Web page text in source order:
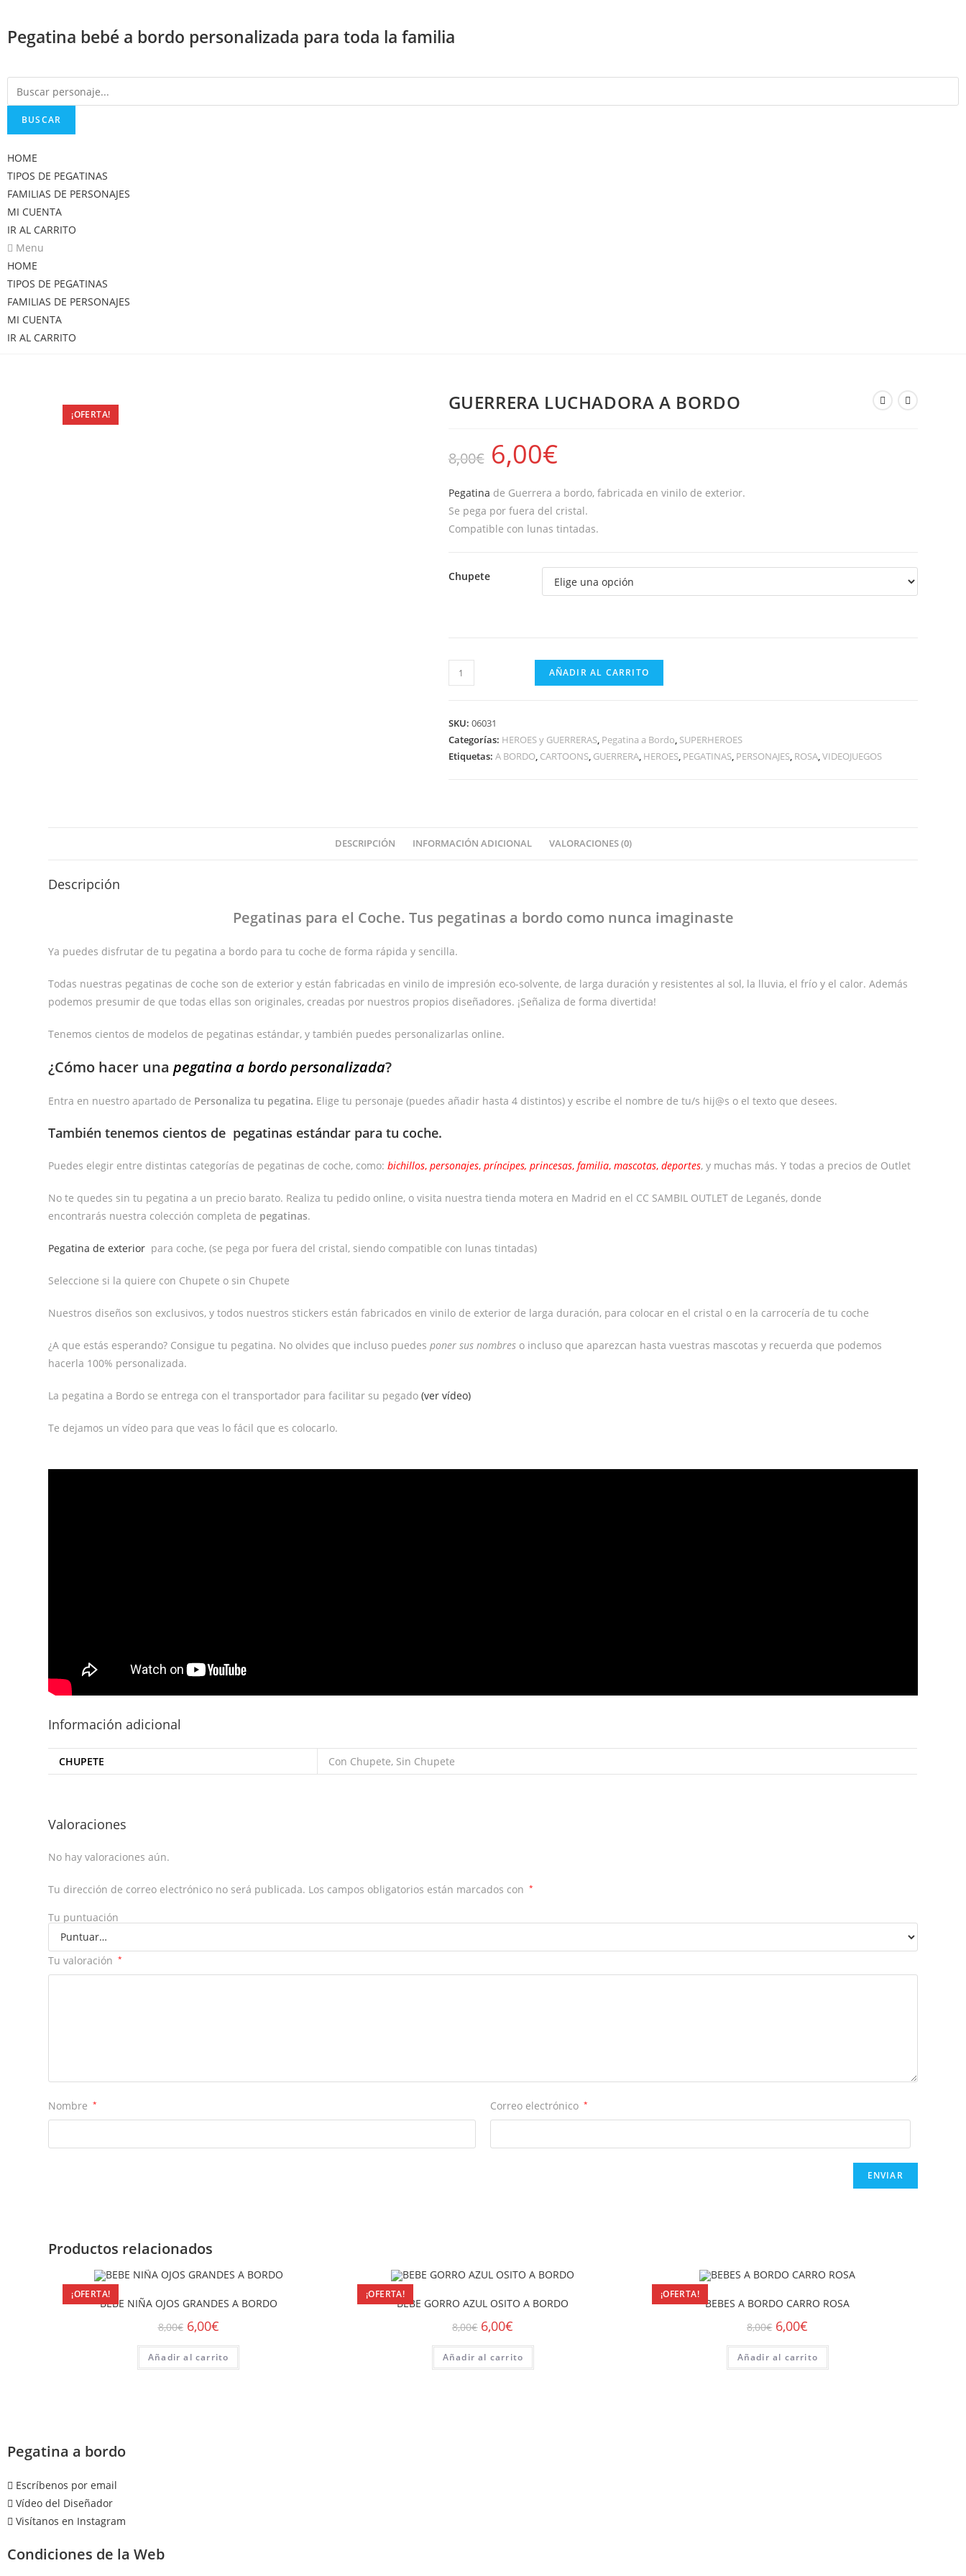
contenido
Pegatina bebé a bordo personalizada para toda la familia
BUSCAR
HOME
TIPOS DE PEGATINAS
FAMILIAS DE PERSONAJES
MI CUENTA
IR AL CARRITO
Menu
HOME
TIPOS DE PEGATINAS
FAMILIAS DE PERSONAJES
MI CUENTA
IR AL CARRITO
¡OFERTA!
GUERRERA LUCHADORA A BORDO
8,00€ 6,00€
Pegatina de Guerrera a bordo, fabricada en vinilo de exterior.
Se pega por fuera del cristal.
Compatible con lunas tintadas.
Chupete
GUERRERA
LUCHADORA
BORDO
cantidad
AÑADIR AL CARRITO
SKU: 06031
Categorías: HEROES y GUERRERAS, Pegatina a Bordo, SUPERHEROES
Etiquetas: A BORDO, CARTOONS, GUERRERA, HEROES, PEGATINAS, PERSONAJES, ROSA,VIDEOJUEGOS
DESCRIPCIÓN INFORMACIÓN ADICIONAL VALORACIONES (0)
Descripción
Pegatinas para el Coche. Tus pegatinas a bordocomo nunca imaginaste
Ya puedes disfrutar de tu pegatina a bordo para tu coche de forma rápida y sencilla.
Todas nuestras pegatinas de coche son de exterior y están fabricadas en vinilo de impresión eco-solvente, de larga duración y resistentes al sol, la lluvia, el frío y el calor. Además
podemos presumir de que todas ellas son originales, creadas por nuestros propios diseñadores. ¡Señaliza de forma divertida!
Tenemos cientos de modelos de pegatinas estándar, y también puedes personalizarlas online.
¿Cómo hacer unapegatina a bordo personalizada?
Entra en nuestro apartado de Personaliza tu pegatina. Elige tu personaje (puedes añadir hasta 4 distintos) y escribe el nombre de tu/s hij@s o el texto que desees.
También tenemos cientos de pegatinas estándar para tu coche.
Puedes elegir entre distintas categorías de pegatinas de coche, como:bichillos,personajes,príncipes,princesas,familia,mascotas,deportes, y muchas más. Y todas a precios de Outlet
No te quedes sin tu pegatina a un precio barato. Realiza tu pedido online, o visita nuestra tienda motera en Madrid en el CC SAMBIL OUTLET de Leganés, donde
encontrarás nuestra colección completa de pegatinas.
Pegatina de exterior para coche, (se pega por fuera del cristal, siendo compatible con lunas tintadas)
Seleccione si la quiere con Chupete o sin Chupete
Nuestros diseños son exclusivos, y todos nuestros stickers están fabricados en vinilo de exterior de larga duración, para colocar en el cristal o en la carrocería de tu coche
¿A que estás esperando? Consigue tu pegatina. No olvides que incluso puedesponer sus nombres o incluso que aparezcan hasta vuestras mascotas y recuerda que podemos
hacerla 100% personalizada.
La pegatina a Bordo se entrega con el transportador para facilitar su pegado(ver vídeo)
Te dejamos un vídeo para que veas lo fácil que es colocarlo.
Información adicional
CHUPETE Con Chupete, Sin Chupete
Valoraciones
No hay valoraciones aún.
Tu dirección de correo electrónico no será publicada. Los campos obligatorios están marcados con *
Tu puntuación
Tu valoración *
Nombre * Correo electrónico *
Productos relacionados
¡OFERTA!
BEBE NIÑA OJOS GRANDES A BORDO
8,00€ 6,00€
Añadir al carrito
¡OFERTA!
BEBE GORRO AZUL OSITO A BORDO
8,00€ 6,00€
Añadir al carrito
¡OFERTA!
BEBES A BORDO CARRO ROSA
8,00€ 6,00€
Añadir al carrito
Pegatina a bordo
Escríbenos por email
Vídeo del Diseñador
Visítanos en Instagram
Condiciones de la Web